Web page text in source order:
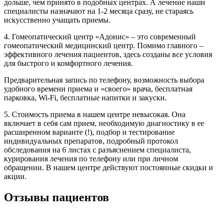
дольше, чем принято в подобных центрах. А лечение наши
специалисты назначают на 1-2 месяца сразу, не стараясь
искусственно учащать приемы.
4. Гомеопатический центр «Адонис» – это современный
гомеопатический медицинский центр. Помимо главного –
эффективного лечения пациентов, здесь созданы все условия
для быстрого и комфортного лечения.
Предварительная запись по телефону, возможность выбора
удобного времени приема и «своего» врача, бесплатная
парковка, Wi-Fi, бесплатные напитки и закуски.
5. Стоимость приема в нашем центре невысокая. Она
включает в себя сам прием, необходимую диагностику в ее
расширенном варианте (!), подбор и тестирование
индивидуальных препаратов, подробный протокол
обследования на 6 листах с разъяснением специалиста,
курирования лечения по телефону или при личном
обращении. В нашем центре действуют постоянные скидки и
акции.
Отзывы пациентов